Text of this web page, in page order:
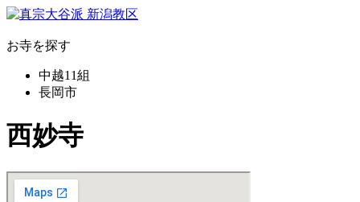
お寺を探す
中越11組
長岡市
西妙寺